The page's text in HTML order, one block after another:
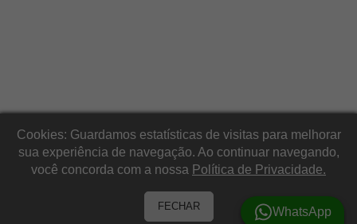
Cookies: Guardamos estatísticas de visitas para melhorar
sua experiência de navegação. Ao continuar navegando,
você concorda com a nossa Política de Privacidade.
FECHAR WhatsApp